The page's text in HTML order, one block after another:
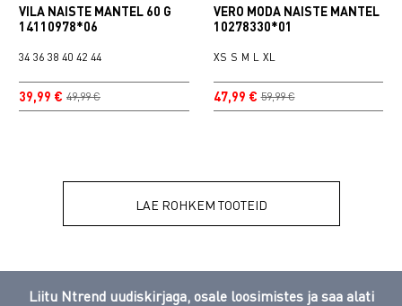
VILA NAISTE MANTEL 60 G
14110978*06
39,99 € 49,99 €
34 36 38 40 42 44
VERO MODA NAISTE MANTEL
10278330*01
47,99 € 59,99 €
XS S M L XL
LAE ROHKEM TOOTEID
Liitu Ntrend uudiskirjaga, osale loosimistes ja saa alati